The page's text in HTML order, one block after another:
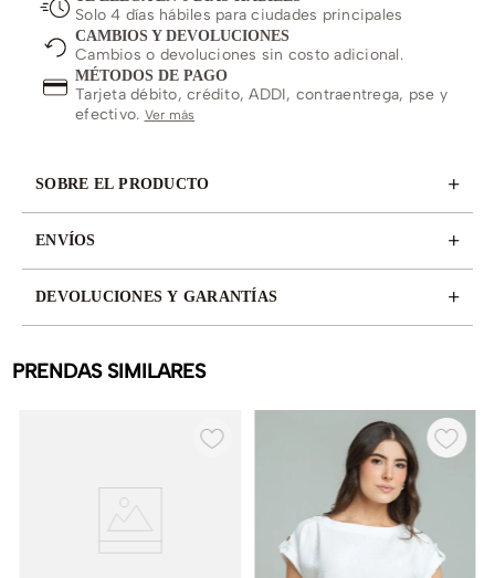
Solo 4 días hábiles para ciudades principales
CAMBIOS Y DEVOLUCIONES
Cambios o devoluciones sin costo adicional.
MÉTODOS DE PAGO
Tarjeta débito, crédito, ADDI, contraentrega, pse y
efectivo. Ver más
SOBRE EL PRODUCTO +
ENVÍOS +
DEVOLUCIONES Y GARANTÍAS +
PRENDAS SIMILARES